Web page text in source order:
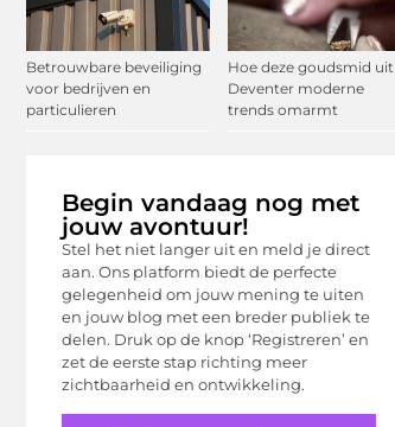
Betrouwbare beveiliging
voor bedrijven en
particulieren
Hoe deze goudsmid uit
Deventer moderne
trends omarmt
Begin vandaag nog met
jouw avontuur!
Stel het niet langer uit en meld je direct
aan. Ons platform biedt de perfecte
gelegenheid om jouw mening te uiten
en jouw blog met een breder publiek te
delen. Druk op de knop ‘Registreren’ en
zet de eerste stap richting meer
zichtbaarheid en ontwikkeling.